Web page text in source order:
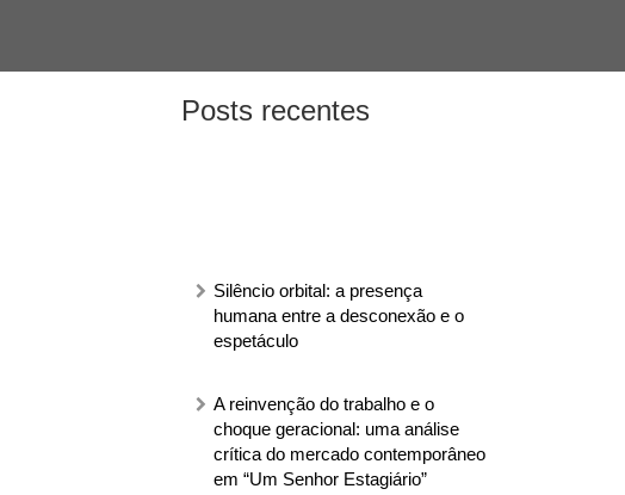
Posts recentes
Silêncio orbital: a presença
humana entre a desconexão e o
espetáculo
A reinvenção do trabalho e o
choque geracional: uma análise
crítica do mercado contemporâneo
em “Um Senhor Estagiário”